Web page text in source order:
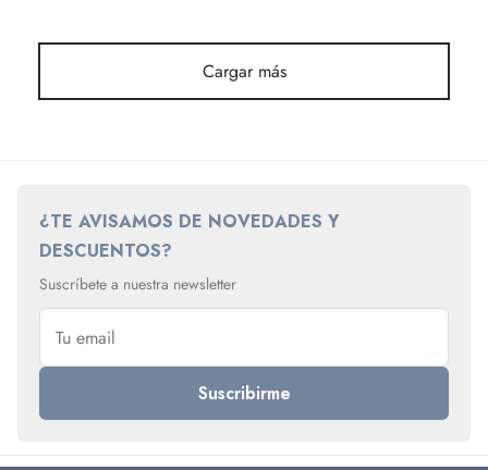
Cargar más
¿TE AVISAMOS DE NOVEDADES Y
DESCUENTOS?
Suscríbete a nuestra newsletter